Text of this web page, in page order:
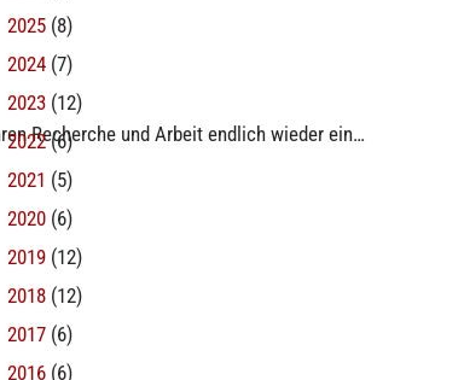
Recherche und Arbeit endlich wieder ein…
2025 (8)
2024 (7)
2023 (12)
2022(6)
2021 (5)
2020 (6)
2019 (12)
2018 (12)
2017 (6)
2016 (6)